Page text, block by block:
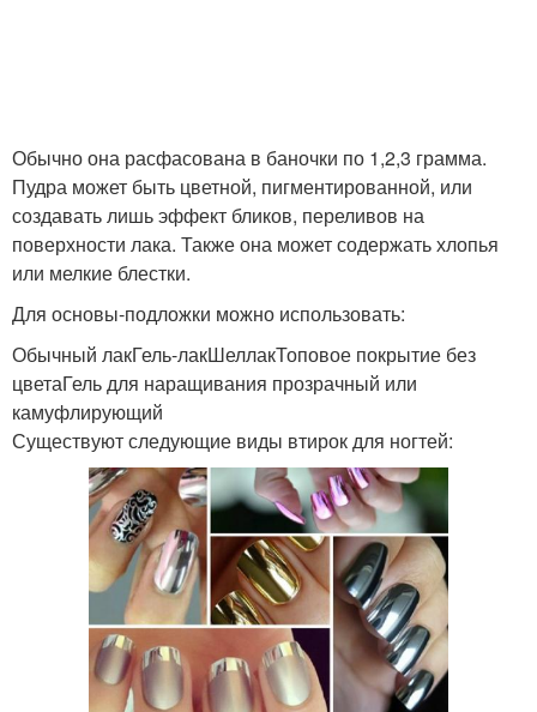
Обычно она расфасована в баночки по 1,2,3 грамма.
Пудра может быть цветной, пигментированной, или
создавать лишь эффект бликов, переливов на
поверхности лака. Также она может содержать хлопья
или мелкие блестки.
Для основы-подложки можно использовать:
Обычный лакГель-лакШеллакТоповое покрытие без
цветаГель для наращивания прозрачный или
камуфлирующий
Существуют следующие виды втирок для ногтей: